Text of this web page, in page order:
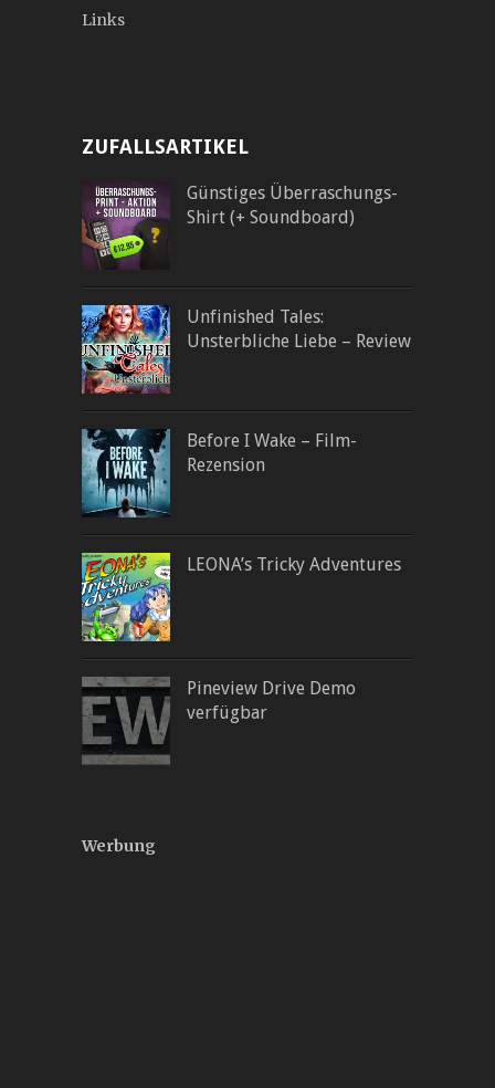
Links
ZUFALLSARTIKEL
Günstiges Überraschungs-
Shirt (+ Soundboard)
Unfinished Tales:
Unsterbliche Liebe – Review
Before I Wake – Film-
Rezension
LEONA’s Tricky Adventures
Pineview Drive Demo
verfügbar
Werbung